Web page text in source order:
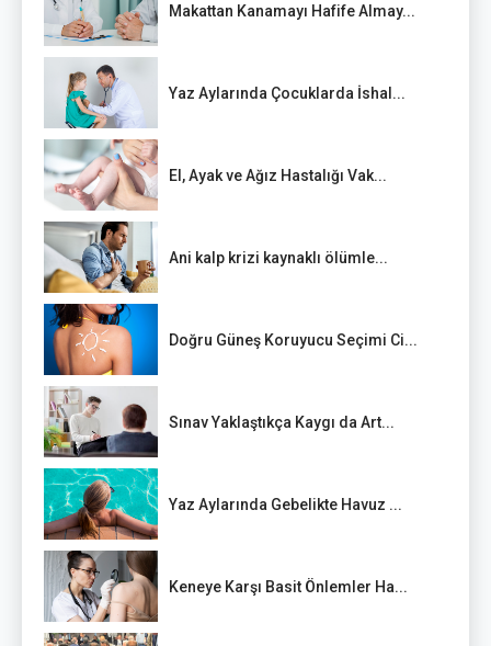
Makattan Kanamayı Hafife Almay...
Yaz Aylarında Çocuklarda İshal...
El, Ayak ve Ağız Hastalığı Vak...
Ani kalp krizi kaynaklı ölümle...
Doğru Güneş Koruyucu Seçimi Ci...
Sınav Yaklaştıkça Kaygı da Art...
Yaz Aylarında Gebelikte Havuz ...
Keneye Karşı Basit Önlemler Ha...